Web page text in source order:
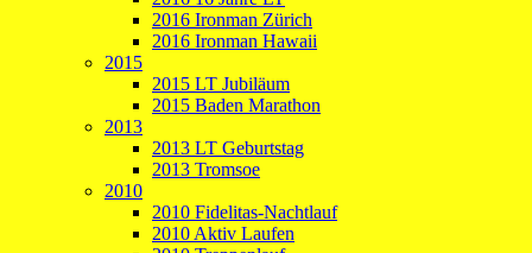
2016 Ironman Zürich
2016 Ironman Hawaii
2015
2015 LT Jubiläum
2015 Baden Marathon
2013
2013 LT Geburtstag
2013 Tromsoe
2010
2010 Fidelitas-Nachtlauf
2010 Aktiv Laufen